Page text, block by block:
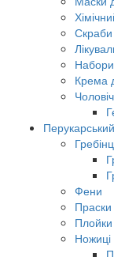
Крема
Фени
Праски
Плойки
Ножиці